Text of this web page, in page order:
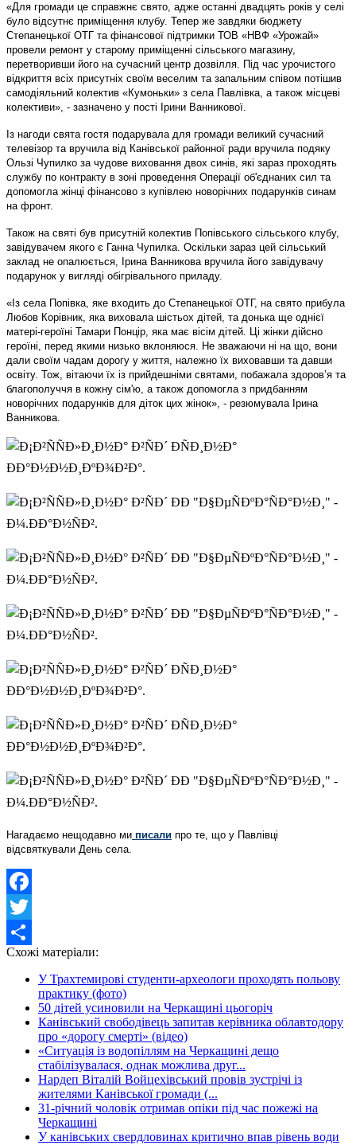
«Для громади це справжнє свято, адже останні двадцять років у селі
було відсутнє приміщення клубу. Тепер же завдяки бюджету
Степанецької ОТГ та фінансової підтримки ТОВ «НВФ «Урожай»
провели ремонт у старому приміщенні сільського магазину,
перетворивши його на сучасний центр дозвілля. Під час урочистого
відкриття всіх присутніх своїм веселим та запальним співом потішив
самодіяльний колектив «Кумоньки» з села Павлівка, а також місцеві
колективи», - зазначено у пості Ірини Ванникової.
Із нагоди свята гостя подарувала для громади великий сучасний
телевізор та вручила від Канівської районної ради вручила подяку
Ользі Чупилко за чудове виховання двох синів, які зараз проходять
службу по контракту в зоні проведення Операції об'єднаних сил та
допомогла жінці фінансово з купівлею новорічних подарунків синам
на фронт.
Також на святі був присутній колектив Попівського сільського клубу,
завідувачем якого є Ганна Чупилка. Оскільки зараз цей сільський
заклад не опалюється, Ірина Ванникова вручила його завідувачу
подарунок у вигляді обігрівального приладу.
«Із села Попівка, яке входить до Степанецької ОТГ, на свято прибула
Любов Корівник, яка виховала шістьох дітей, та донька ще однієї
матері-героїні Тамари Понцір, яка має вісім дітей. Ці жінки дійсно
героїні, перед якими низько вклоняюся. Не зважаючи ні на що, вони
дали своїм чадам дорогу у життя, належно їх виховавши та давши
освіту. Тож, вітаючи їх із прийдешніми святами, побажала здоров’я та
благополуччя в кожну сім'ю, а також допомогла з придбанням
новорічних подарунків для діток цих жінок», - резюмувала Ірина
Ванникова.
Нагадаємо нещодавно ми писали про те, що у Павлівці
відсвяткували День села.
Facebook
Twitter
Share
Схожі матеріали:
У Трахтемирові студенти-археологи проходять польову
практику (фото)
50 дітей усиновили на Черкащині цьогоріч
Канівський свободівець запитав керівника облавтодору
про «дорогу смерті» (відео)
«Ситуація із водопіллям на Черкащині дещо
стабілізувалася, однак можлива друг...
Нардеп Віталій Войцехівський провів зустрічі із
жителями Канівської громади (...
31-річний чоловік отримав опіки під час пожежі на
Черкащині
У канівських свердловинах критично впав рівень води